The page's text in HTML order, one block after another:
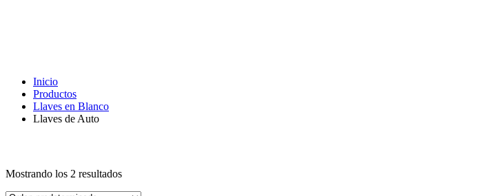
Inicio
Productos
Llaves en Blanco
Llaves de Auto
Mostrando los 2 resultados